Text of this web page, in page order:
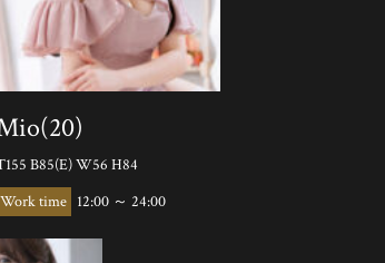
B85(E) W56 H84
12:00 ～ 24:00